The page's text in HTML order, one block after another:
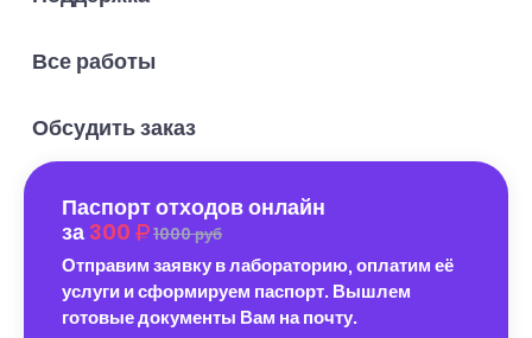
Все работы
Обсудить заказ
Паспорт отходов онлайн
за 300 1000 руб
Отправим заявку в лабораторию, оплатим её
услуги и сформируем паспорт. Вышлем
готовые документы Вам на почту.